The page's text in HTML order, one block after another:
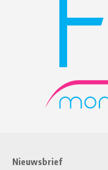
Nieuwsbrief